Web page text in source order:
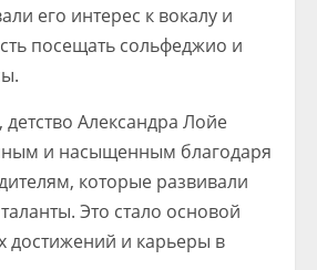
его интерес к вокалу и
посещать сольфеджио и
Александра Лойе
и насыщенным благодаря
которые развивали
Это стало основой
достижений и карьеры в